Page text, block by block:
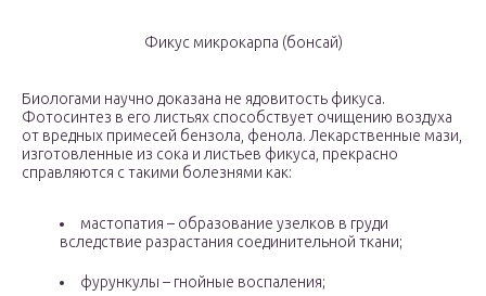
Фикус микрокарпа (бонсай)
Биологами научно доказана не ядовитость фикуса.
Фотосинтез в его листьях способствует очищению воздуха
от вредных примесей бензола, фенола. Лекарственные мази,
изготовленные из сока и листьев фикуса, прекрасно
справляются с такими болезнями как:
мастопатия – образование узелков в груди
вследствие разрастания соединительной ткани;
фурункулы – гнойные воспаления;